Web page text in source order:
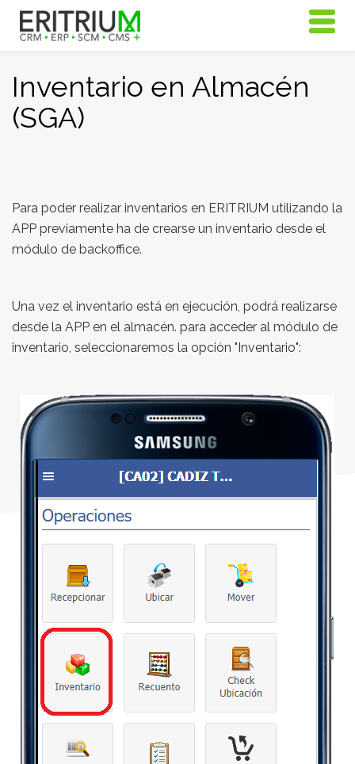
Inventario en Almacén
(SGA)
Para poder realizar inventarios en ERITRIUM utilizando la
APP previamente ha de crearse un inventario desde el
módulo de backoffice.
Una vez el inventario está en ejecución, podrá realizarse
desde la APP en el almacén. para acceder al módulo de
inventario, seleccionaremos la opción "Inventario":